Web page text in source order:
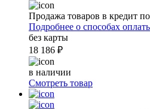
Продажа товаров в кредит
Подробнее о способах
без карты
18 186 ₽
в наличии
Смотреть товар